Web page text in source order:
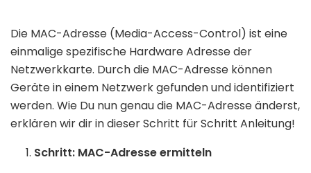
Die MAC-Adresse (Media-Access-Control) ist eine
einmalige spezifische Hardware Adresse der
Netzwerkkarte. Durch die MAC-Adresse können
Geräte in einem Netzwerk gefunden und identifiziert
werden. Wie Du nun genau die MAC-Adresse änderst,
erklären wir dir in dieser Schritt für Schritt Anleitung!
Schritt: MAC-Adresse ermitteln